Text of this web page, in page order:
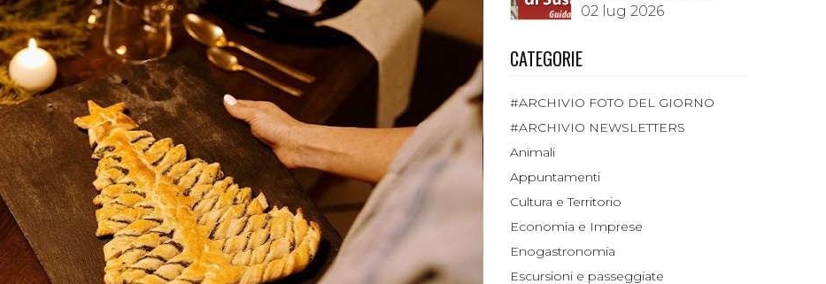
02 lug 2026
CATEGORIE
#ARCHIVIO FOTO DEL GIORNO
#ARCHIVIO NEWSLETTERS
Animali
Appuntamenti
Cultura e Territorio
Economia e Imprese
Enogastronomia
Escursioni e passeggiate